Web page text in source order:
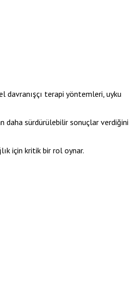
davranışçı terapi yöntemleri, uyku
daha sürdürülebilir sonuçlar verdiğini
için kritik bir rol oynar.